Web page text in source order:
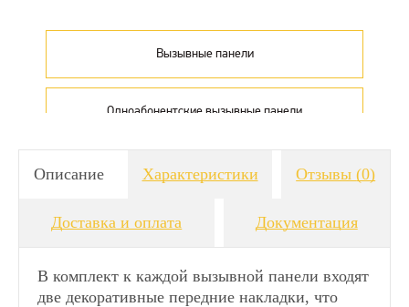
Вызывные панели
Одноабонентские вызывные панели
Описание Характеристики Отзывы(0)
Доставка и оплата Документация
В комплект к каждой вызывной панели входят
две декоративные передние накладки, что